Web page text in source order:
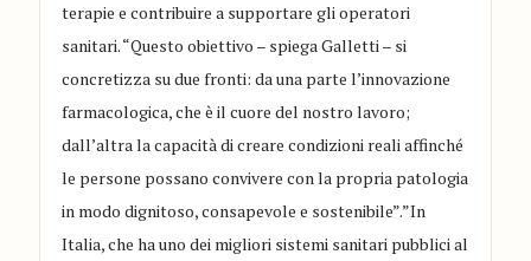
terapie e contribuire a supportare gli operatori
sanitari. “Questo obiettivo – spiega Galletti – si
concretizza su due fronti: da una parte l’innovazione
farmacologica, che è il cuore del nostro lavoro;
dall’altra la capacità di creare condizioni reali affinché
le persone possano convivere con la propria patologia
in modo dignitoso, consapevole e sostenibile”.”In
Italia, che ha uno dei migliori sistemi sanitari pubblici al